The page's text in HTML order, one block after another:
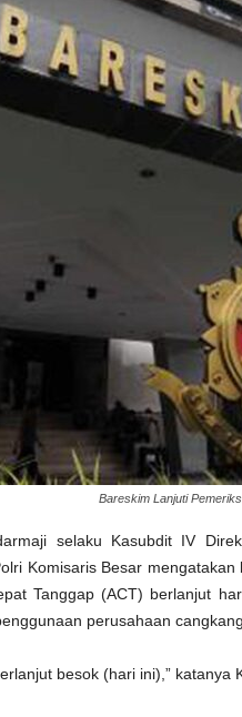
Bareskim Lanjuti
selaku Kasubdit IV
Komisaris Besar
Tanggap (ACT) berlanjut
perusahaan
besok (hari ini),” katanya